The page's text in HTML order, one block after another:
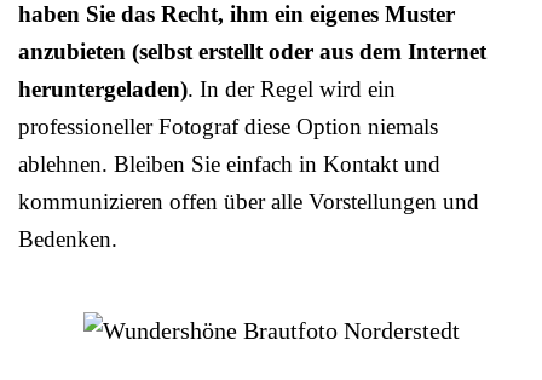
haben Sie das Recht, ihm ein eigenes Muster
anzubieten (selbst erstellt oder aus dem Internet
heruntergeladen). In der Regel wird ein
professioneller Fotograf diese Option niemals
ablehnen. Bleiben Sie einfach in Kontakt und
kommunizieren offen über alle Vorstellungen und
Bedenken.